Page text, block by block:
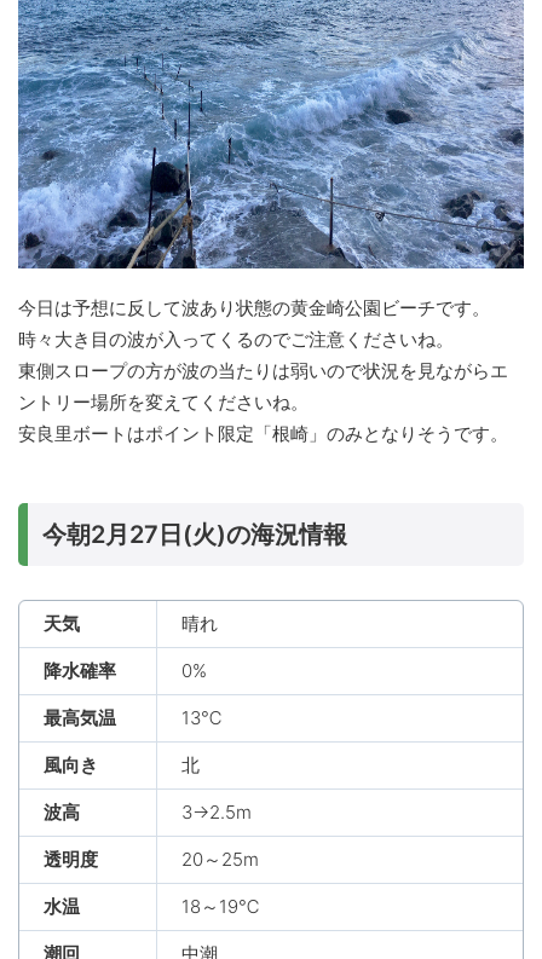
今日は予想に反して波あり状態の黄金崎公園ビーチです。
時々大き目の波が入ってくるのでご注意くださいね。
東側スロープの方が波の当たりは弱いので状況を見ながらエ
ントリー場所を変えてくださいね。
安良里ボートはポイント限定「根崎」のみとなりそうです。
今朝2月27日(火)の海況情報
天気 晴れ
降水確率 0%
最高気温 13℃
風向き 北
波高 3→2.5m
透明度 20～25m
水温 18～19℃
潮回 中潮